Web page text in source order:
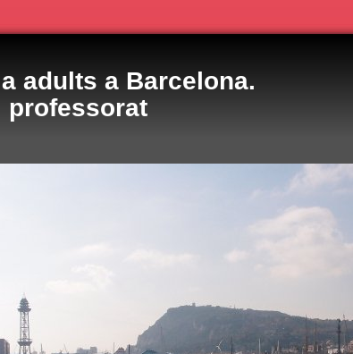
adults a Barcelona.
professorat